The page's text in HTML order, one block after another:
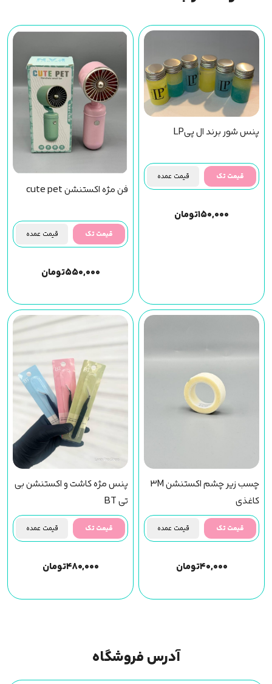
پنس شور برند ال پیLP
قیمت تک قیمت عمده
۱۵۰,۰۰۰تومان
فن مژه اکستنشن cute pet
قیمت تک قیمت عمده
۵۵۰,۰۰۰تومان
چسب زیر چشم اکستنشن 3M
کاغذی
قیمت تک قیمت عمده
۴۰,۰۰۰تومان
پنس مژه کاشت و اکستنشن بی
تی BT
قیمت تک قیمت عمده
۴۸۰,۰۰۰تومان
آدرس فروشگاه